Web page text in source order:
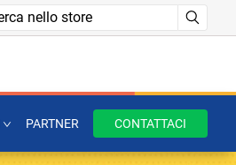
PARTNER CONTATTACI